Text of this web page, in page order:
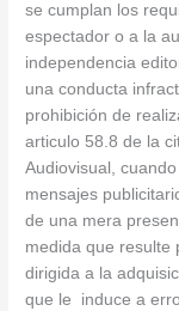
se cumplan los
espectador o a la
independencia
una conducta
prohibición de
articulo 58.8 de la
Audiovisual,
mensajes
de una mera
medida que resulte
dirigida a la
que le induce a